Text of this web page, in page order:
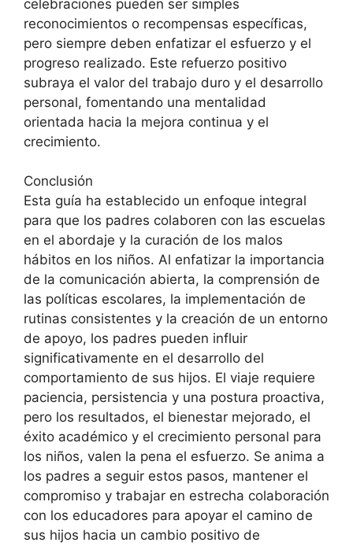
celebraciones pueden ser simples
reconocimientos o recompensas específicas,
pero siempre deben enfatizar el esfuerzo y el
progreso realizado. Este refuerzo positivo
subraya el valor del trabajo duro y el desarrollo
personal, fomentando una mentalidad
orientada hacia la mejora continua y el
crecimiento.
Conclusión
Esta guía ha establecido un enfoque integral
para que los padres colaboren con las escuelas
en el abordaje y la curación de los malos
hábitos en los niños. Al enfatizar la importancia
de la comunicación abierta, la comprensión de
las políticas escolares, la implementación de
rutinas consistentes y la creación de un entorno
de apoyo, los padres pueden influir
significativamente en el desarrollo del
comportamiento de sus hijos. El viaje requiere
paciencia, persistencia y una postura proactiva,
pero los resultados, el bienestar mejorado, el
éxito académico y el crecimiento personal para
los niños, valen la pena el esfuerzo. Se anima a
los padres a seguir estos pasos, mantener el
compromiso y trabajar en estrecha colaboración
con los educadores para apoyar el camino de
sus hijos hacia un cambio positivo de